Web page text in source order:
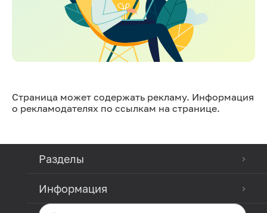
Страница может содержать рекламу. Информация
о рекламодателях по ссылкам на странице.
Разделы
Информация